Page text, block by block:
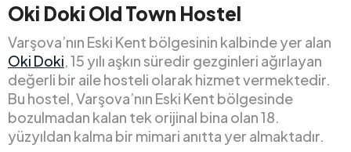
Oki Doki Old Town Hostel
Varşova’nın Eski Kent bölgesinin kalbinde yer alan
Oki Doki, 15 yılı aşkın süredir gezginleri ağırlayan
değerli bir aile hosteli olarak hizmet vermektedir.
Bu hostel, Varşova’nın Eski Kent bölgesinde
bozulmadan kalan tek orijinal bina olan 18.
yüzyıldan kalma bir mimari anıtta yer almaktadır.